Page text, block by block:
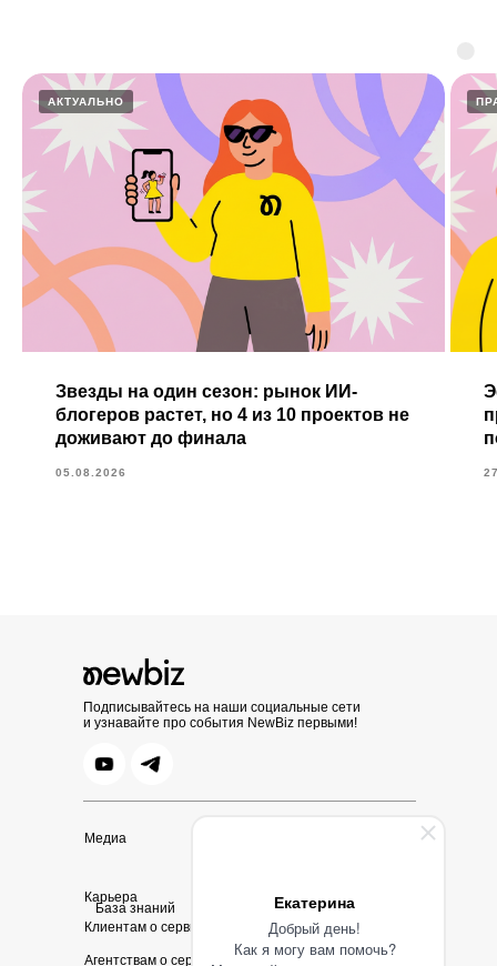
Екатерина
Добрый день!
Как я могу вам помочь?
АКТУАЛЬНО
Звезды на один сезон: рынок ИИ-
блогеров растет, но 4 из 10 проектов не
доживают до финала
05.08.2026
Подписывайтесь на наши социальные сети
и узнавайте про события NewBiz первыми!
Медиа
Карьера
База знаний
Клиентам о сервисе
Агентствам о сервисе